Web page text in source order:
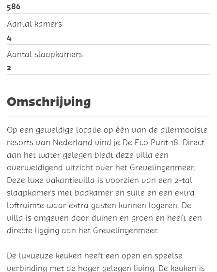
586
Aantal kamers
4
Aantal slaapkamers
2
Omschrijving
Op een geweldige locatie op één van de allermooiste
resorts van Nederland vind je De Eco Punt 18. Direct
aan het water gelegen biedt deze villa een
overweldigend uitzicht over het Grevelingenmeer.
Deze luxe vakantievilla is voorzien van een 2-tal
slaapkamers met badkamer en suite en een extra
loftruimte waar extra gasten kunnen logeren. De
villa is omgeven door duinen en groen en heeft een
directe ligging aan het Grevelingenmeer.
De luxueuze keuken heeft een open en speelse
verbinding met de hoger gelegen living. De keuken is